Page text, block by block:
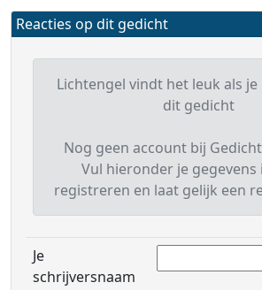
Reacties op dit gedicht
Lichtengel vindt het leuk als
dit gedicht
Nog geen account bij
Vul hieronder je gegevens
registreren en laat gelijk een
Je
schrijversnaam